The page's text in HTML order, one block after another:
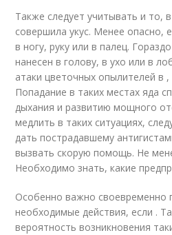
Также следует учитывать и то,
совершила укус. Менее опасно,
в ногу, руку или в палец.
нанесен в голову, в ухо или в
атаки цветочных опылителей в
Попадание в таких местах яда
дыхания и развитию мощного
медлить в таких ситуациях,
дать пострадавшему
вызвать скорую помощь. Не
Необходимо знать, какие
Особенно важно своевременно
необходимые действия, если .
вероятность возникновения